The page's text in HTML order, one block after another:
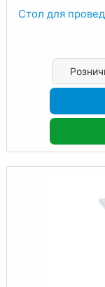
Стол для